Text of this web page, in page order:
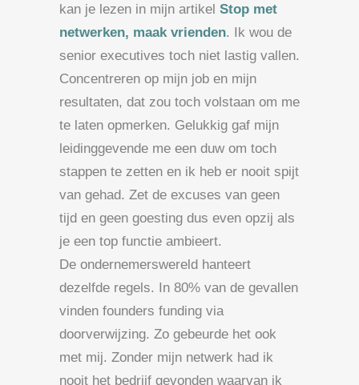
kan je lezen in mijn artikel Stop met
netwerken, maak vrienden. Ik wou de
senior executives toch niet lastig vallen.
Concentreren op mijn job en mijn
resultaten, dat zou toch volstaan om me
te laten opmerken. Gelukkig gaf mijn
leidinggevende me een duw om toch
stappen te zetten en ik heb er nooit spijt
van gehad. Zet de excuses van geen
tijd en geen goesting dus even opzij als
je een top functie ambieert.
De ondernemerswereld hanteert
dezelfde regels. In 80% van de gevallen
vinden founders funding via
doorverwijzing. Zo gebeurde het ook
met mij. Zonder mijn netwerk had ik
nooit het bedrijf gevonden waarvan ik